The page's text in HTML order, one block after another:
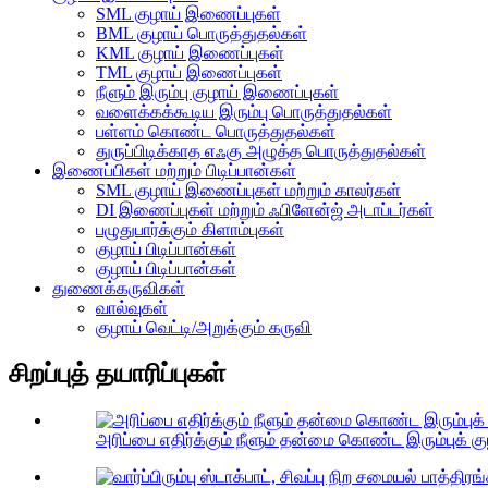
SML குழாய் இணைப்புகள்
BML குழாய் பொருத்துதல்கள்
KML குழாய் இணைப்புகள்
TML குழாய் இணைப்புகள்
நீளும் இரும்பு குழாய் இணைப்புகள்
வளைக்கக்கூடிய இரும்பு பொருத்துதல்கள்
பள்ளம் கொண்ட பொருத்துதல்கள்
துருப்பிடிக்காத எஃகு அழுத்த பொருத்துதல்கள்
இணைப்பிகள் மற்றும் பிடிப்பான்கள்
SML குழாய் இணைப்புகள் மற்றும் காலர்கள்
DI இணைப்புகள் மற்றும் ஃபிளேன்ஜ் அடாப்டர்கள்
பழுதுபார்க்கும் கிளாம்புகள்
குழாய் பிடிப்பான்கள்
குழாய் பிடிப்பான்கள்
துணைக்கருவிகள்
வால்வுகள்
குழாய் வெட்டி/அறுக்கும் கருவி
சிறப்புத் தயாரிப்புகள்
அரிப்பை எதிர்க்கும் நீளும் தன்மை கொண்ட இரும்புக்